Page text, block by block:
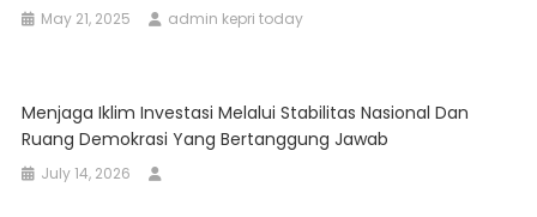
May 21, 2025 admin kepri today
Menjaga Iklim Investasi Melalui Stabilitas Nasional Dan
Ruang Demokrasi Yang Bertanggung Jawab
July 14, 2026